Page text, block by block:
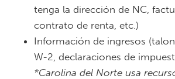
tenga la dirección de NC,
contrato de renta, etc.)
Información de ingresos
W-2, declaraciones de
*Carolina del Norte usa